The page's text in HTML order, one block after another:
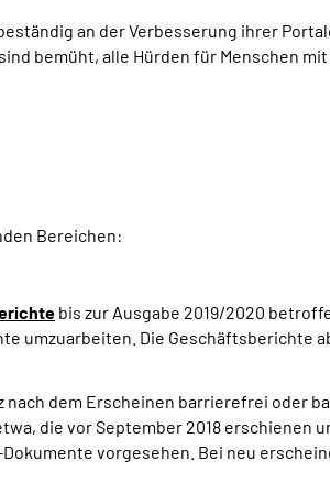
an der Verbesserung ihrer
bemüht, alle Hürden für Menschen
Bereichen:
bis zur Ausgabe 2019/2020
umzuarbeiten. Die Geschäftsberichte
nach dem Erscheinen barrierefrei oder
die vor September 2018 erschienen
vorgesehen. Bei neu